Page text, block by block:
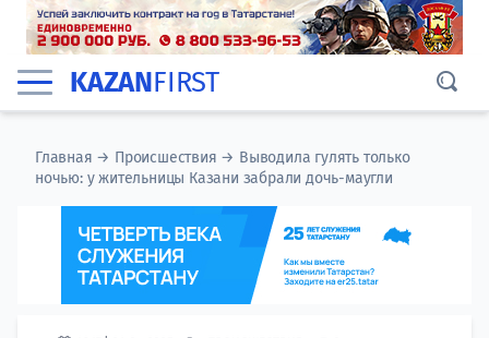
KAZANFIRST
Главная → Происшествия → Выводила гулять только
ночью: у жительницы Казани забрали дочь-маугли